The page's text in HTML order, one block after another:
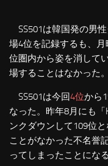
SS501は韓国発の男
場4位を記録するも、
位圏内から姿を消して
場することはなかった。
SS501は今回4位から
なった。昨年8月にも
ンクダウンして109位
ことがなかった不名誉
ってしまったことになる